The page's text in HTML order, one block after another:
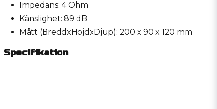
Impedans: 4 Ohm
Känslighet: 89 dB
Mått (BreddxHöjdxDjup): 200 x 90 x 120 mm
Specifikation